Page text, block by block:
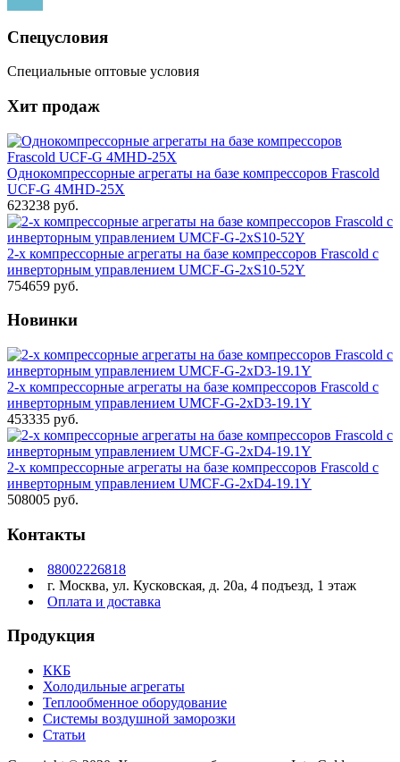
Спецусловия
Специальные оптовые условия
Хит продаж
Однокомпрессорные агрегаты на базе компрессоров Frascold
UCF-G 4MHD-25X
623238 руб.
2-х компрессорные агрегаты на базе компрессоров Frascold с
инверторным управлением UMCF-G-2xS10-52Y
754659 руб.
Новинки
2-х компрессорные агрегаты на базе компрессоров Frascold с
инверторным управлением UMCF-G-2xD3-19.1Y
453335 руб.
2-х компрессорные агрегаты на базе компрессоров Frascold с
инверторным управлением UMCF-G-2xD4-19.1Y
508005 руб.
Контакты
88002226818
г. Москва, ул. Кусковская, д. 20а, 4 подъезд, 1 этаж
Оплата и доставка
Продукция
ККБ
Холодильные агрегаты
Теплообменное оборудование
Системы воздушной заморозки
Статьи